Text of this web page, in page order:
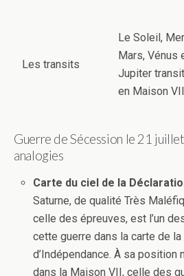
Les transits
Le Soleil,
Mars, Vénus
Jupiter
en Maison
Guerre de Sécession le 21
analogies
Carte du ciel de la
Saturne, de qualité Très
celle des épreuves, est l’un
cette guerre dans la carte de la
d’Indépendance. À sa position
dans la Maison VII, celle des